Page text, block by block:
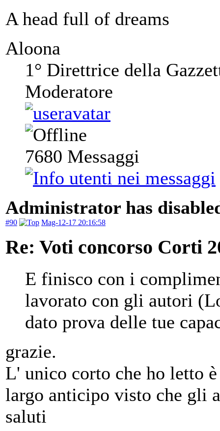
A head full of dreams
Aloona
1° Direttrice della
Moderatore
7680 Messaggi
Administrator has
#90 Mag-12-17 20:16:58
Re: Voti concorso Corti
E finisco con i
lavorato con gli autori
dato prova delle tue
grazie.
L' unico corto che ho letto
largo anticipo visto che gli
saluti